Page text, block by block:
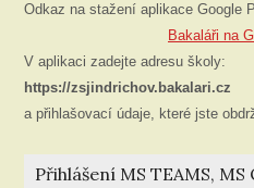
Odkaz na stažení aplikace Google
Bakaláři na
V aplikaci zadejte adresu školy:
https://zsjindrichov.bakalari.cz
a přihlašovací údaje, které jste
Přihlášení MS TEAMS,